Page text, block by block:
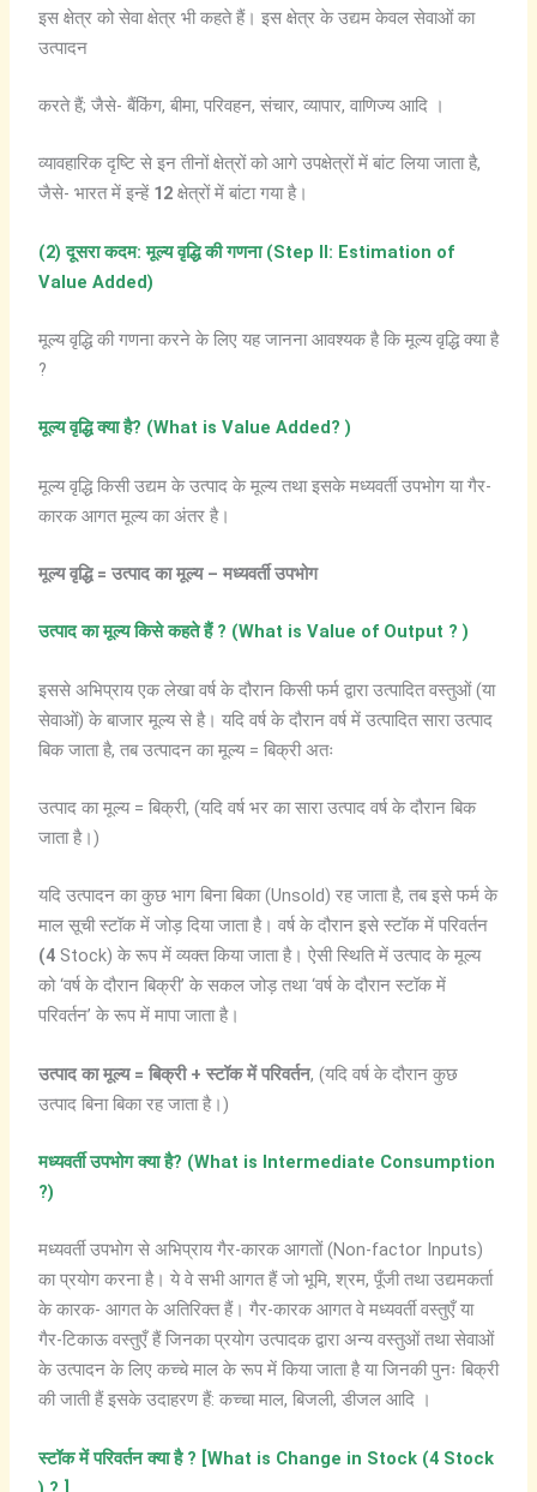
इस क्षेत्र को सेवा क्षेत्र भी कहते हैं। इस क्षेत्र के उद्यम केवल सेवाओं का
उत्पादन
करते हैं; जैसे- बैंकिंग, बीमा, परिवहन, संचार, व्यापार, वाणिज्य आदि ।
व्यावहारिक दृष्टि से इन तीनों क्षेत्रों को आगे उपक्षेत्रों में बांट लिया जाता है,
जैसे- भारत में इन्हें 12 क्षेत्रों में बांटा गया है।
(2)दूसरा कदम:मूल्य वृद्धि की गणना(Step II: Estimation of
Value Added)
मूल्य वृद्धि की गणना करने के लिए यह जानना आवश्यक है कि मूल्य वृद्धि क्या है
?
मूल्यवृद्धिक्या है? (What is Value Added? )
मूल्य वृद्धि किसी उद्यम के उत्पाद के मूल्य तथा इसके मध्यवर्ती उपभोग या गैर-
कारक आगत मूल्य का अंतर है।
मूल्यवृद्धि = उत्पादकामूल्य – मध्यवर्तीउपभोग
उत्पाद का मूल्य किसे कहते हैं? (What is Value of Output ? )
इससे अभिप्राय एक लेखा वर्ष के दौरान किसी फर्म द्वारा उत्पादित वस्तुओं (या
सेवाओं) के बाजार मूल्य से है। यदि वर्ष के दौरान वर्ष में उत्पादित सारा उत्पाद
बिक जाता है, तब उत्पादन का मूल्य = बिक्री अतः
उत्पाद का मूल्य = बिक्री, (यदि वर्ष भर का सारा उत्पाद वर्ष के दौरान बिक
जाता है।)
यदि उत्पादन का कुछ भाग बिना बिका (Unsold) रह जाता है, तब इसे फर्म के
माल सूची स्टॉक में जोड़ दिया जाता है। वर्ष के दौरान इसे स्टॉक में परिवर्तन
(4 Stock) के रूप में व्यक्त किया जाता है। ऐसी स्थिति में उत्पाद के मूल्य
को ‘वर्ष के दौरान बिक्री’ के सकल जोड़ तथा ‘वर्ष के दौरान स्टॉक में
परिवर्तन’ के रूप में मापा जाता है।
उत्पादकामूल्य = बिक्री + स्टॉकमेंपरिवर्तन, (यदि वर्ष के दौरान कुछ
उत्पाद बिना बिका रह जाता है।)
मध्यवर्ती उपभोग क्या है? (What is Intermediate Consumption
?)
मध्यवर्ती उपभोग से अभिप्राय गैर-कारक आगतों (Non-factor Inputs)
का प्रयोग करना है। ये वे सभी आगत हैं जो भूमि, श्रम, पूँजी तथा उद्यमकर्ता
के कारक- आगत के अतिरिक्त हैं। गैर-कारक आगत वे मध्यवर्ती वस्तुएँ या
गैर-टिकाऊ वस्तुएँ हैं जिनका प्रयोग उत्पादक द्वारा अन्य वस्तुओं तथा सेवाओं
के उत्पादन के लिए कच्चे माल के रूप में किया जाता है या जिनकी पुनः बिक्री
की जाती हैं इसके उदाहरण हैं: कच्चा माल, बिजली, डीजल आदि ।
स्टॉक में परिवर्तन क्या है? [What is Change in Stock (4 Stock